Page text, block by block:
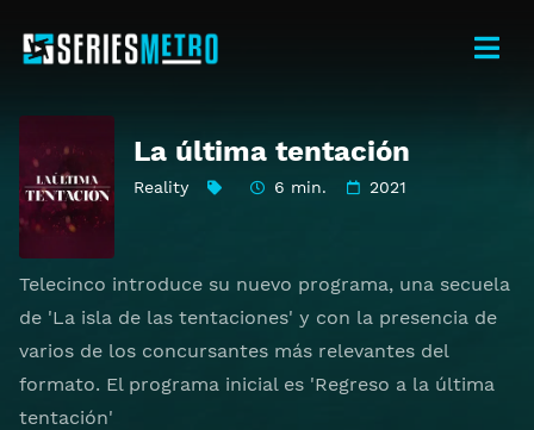
La última tentación
Reality 6 min. 2021
Telecinco introduce su nuevo programa, una secuela
de 'La isla de las tentaciones' y con la presencia de
varios de los concursantes más relevantes del
formato. El programa inicial es 'Regreso a la última
tentación'